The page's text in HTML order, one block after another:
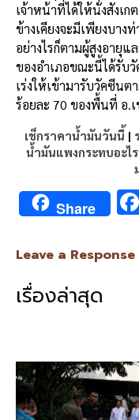
เจ้าหน้าที่ได้ให้นั่งสังเ
ข้างเคียงจะมีเพียงบา
อย่างไรก็ตามผู้สูงอายุแ
ของอำเภอขณะนี้ได้รับวั
เร่งให้เข้ามารับวัคซีน
ร้อยละ 70 ของพื้นที่ อ.
เช็กราคาน้ำมันวันนี้ |
น้ำมันแพงกระทบอะไ
Share
Leave a Response
เรื่องล่าสุด